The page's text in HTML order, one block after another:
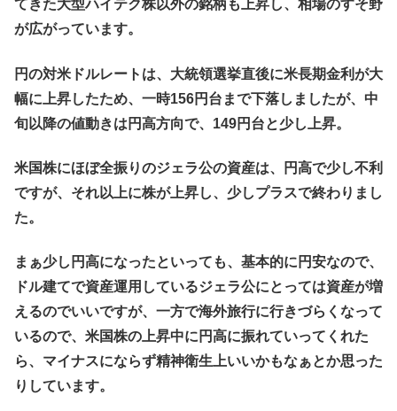
てきた大型ハイテク株以外の銘柄も上昇し、相場のすそ野
が広がっています。
円の対米ドルレートは、大統領選挙直後に米長期金利が大
幅に上昇したため、一時156円台まで下落しましたが、中
旬以降の値動きは円高方向で、149円台と少し上昇。
米国株にほぼ全振りのジェラ公の資産は、円高で少し不利
ですが、それ以上に株が上昇し、少しプラスで終わりまし
た。
まぁ少し円高になったといっても、基本的に円安なので、
ドル建てで資産運用しているジェラ公にとっては資産が増
えるのでいいですが、一方で海外旅行に行きづらくなって
いるので、米国株の上昇中に円高に振れていってくれた
ら、マイナスにならず精神衛生上いいかもなぁとか思った
りしています。